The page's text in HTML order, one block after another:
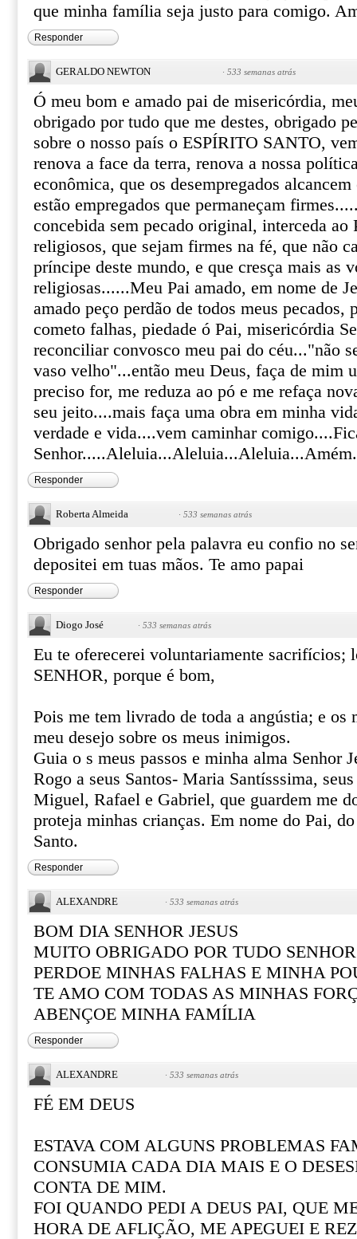
que minha família seja justo para comigo.
Responder
GERALDO NEWTON · 533 semanas atrás
Ó meu bom e amado pai de misericórdia,
obrigado por tudo que me destes, obrigado
sobre o nosso país o ESPÍRITO SANTO,
renova a face da terra, renova a nossa
econômica, que os desempregados
estão empregados que permaneçam
concebida sem pecado original, interceda ao
religiosos, que sejam firmes na fé, que não
príncipe deste mundo, e que cresça mais as
religiosas......Meu Pai amado, em nome de
amado peço perdão de todos meus pecados,
cometo falhas, piedade ó Pai, misericórdia
reconciliar convosco meu pai do céu..."não
vaso velho"...então meu Deus, faça de mim
preciso for, me reduza ao pó e me refaça
seu jeito....mais faça uma obra em minha
verdade e vida....vem caminhar
Responder
Roberta Almeida · 533 semanas atrás
Obrigado senhor pela palavra eu confio no
depositei em tuas mãos. Te amo papai
Responder
Diogo José · 533 semanas atrás
Eu te oferecerei voluntariamente sacrifícios;
SENHOR, porque é bom,
Pois me tem livrado de toda a angústia; e os
meu desejo sobre os meus inimigos.
Guia o s meus passos e minha alma Senhor
Rogo a seus Santos- Maria Santísssima,
Miguel, Rafael e Gabriel, que guardem me
proteja minhas crianças. Em nome do Pai,
Santo.
Responder
ALEXANDRE · 533 semanas atrás
BOM DIA SENHOR JESUS
MUITO OBRIGADO POR TUDO SENHOR
PERDOE MINHAS FALHAS E MINHA
TE AMO COM TODAS AS MINHAS
ABENÇOE MINHA FAMÍLIA
Responder
ALEXANDRE · 533 semanas atrás
FÉ EM DEUS
ESTAVA COM ALGUNS PROBLEMAS
CONSUMIA CADA DIA MAIS E O
CONTA DE MIM.
FOI QUANDO PEDI A DEUS PAI, QUE
HORA DE AFLIÇÃO, ME APEGUEI E